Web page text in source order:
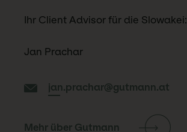
Ihr Client Advisor für die Slowakei:
Jan Prachar
jan.prachar@gutmann.at
Mehr über Gutmann